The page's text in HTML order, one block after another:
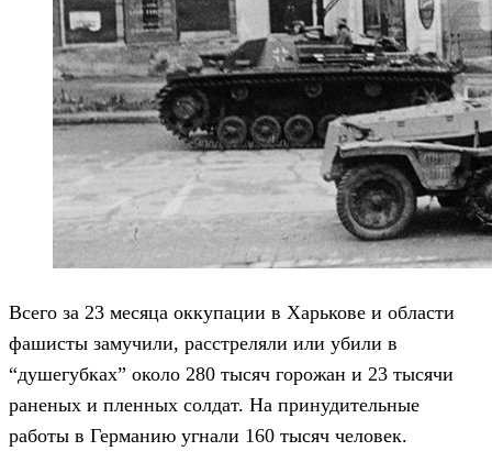
Всего за 23 месяца оккупации в Харькове и области
фашисты замучили, расстреляли или убили в
“душегубках” около 280 тысяч горожан и 23 тысячи
раненых и пленных солдат. На принудительные
работы в Германию угнали 160 тысяч человек.